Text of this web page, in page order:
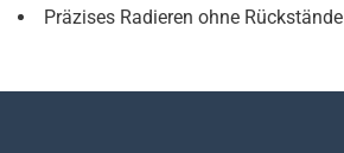
Präzises Radieren ohne Rückstände